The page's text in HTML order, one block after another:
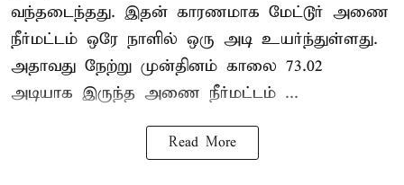
வந்தடைந்தது. இதன் காரணமாக மேட்டூர் அணை
நீர்மட்டம் ஒரே நாளில் ஒரு அடி உயர்ந்துள்ளது.
அதாவது நேற்று முன்தினம் காலை 73.02
அடியாக இருந்த அணை நீர்மட்டம் ...
Read More